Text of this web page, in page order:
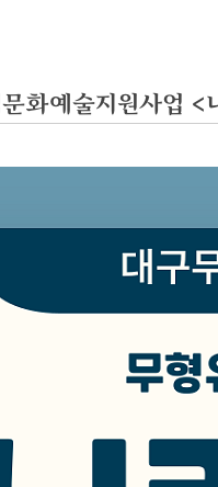
화예술지원사업